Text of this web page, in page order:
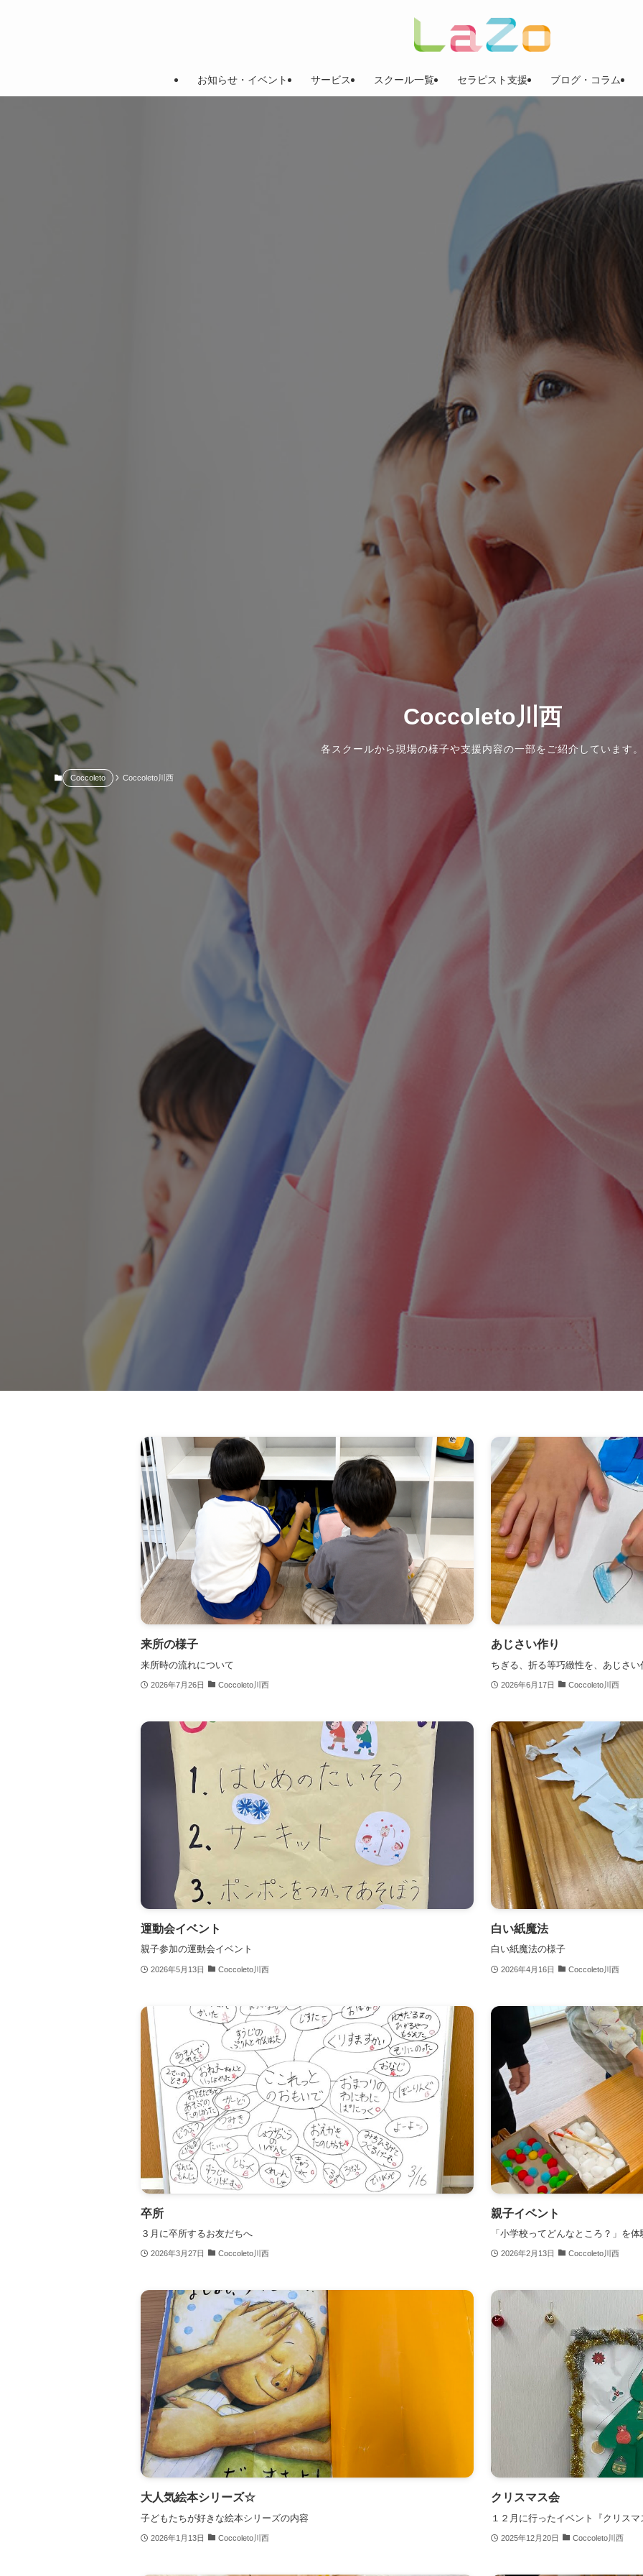
お知らせ・イベント サービス スクール一覧 セラピスト支援 ブログ・コラム
Coccoleto川西
各スクールから現場の様子や支援内容の一部をご紹介しています。
Coccoleto Coccoleto川西
来所の様子
来所時の流れについて
2026年7月26日 Coccoleto川西
あじさい作り
ちぎる、折る等巧緻性を、あじさ
2026年6月17日 Coccoleto川西
運動会イベント
親子参加の運動会イベント
2026年5月13日 Coccoleto川西
白い紙魔法
白い紙魔法の様子
2026年4月16日 Coccoleto川西
卒所
３月に卒所するお友だちへ
2026年3月27日 Coccoleto川西
親子イベント
「小学校ってどんなところ？」を
2026年2月13日 Coccoleto川西
大人気絵本シリーズ☆
子どもたちが好きな絵本シリーズの内容
2026年1月13日 Coccoleto川西
クリスマス会
１２月に行ったイベント『クリス
2025年12月20日 Coccoleto川西